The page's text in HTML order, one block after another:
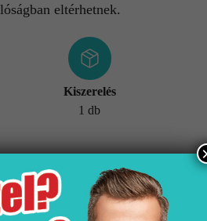
eltérhetnek.
Kiszerelés
1 db